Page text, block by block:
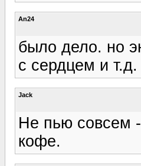
An24
было дело. но
с сердцем и
Jack
Не пью совсем
кофе.